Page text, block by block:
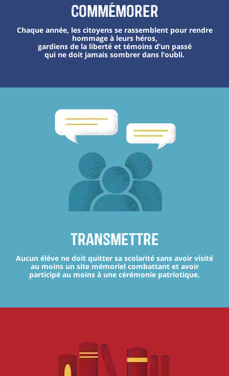
Commémorer
Chaque année, les citoyens se rassemblent pour rendre
hommage à leurs héros,
gardiens de la liberté et témoins d’un passé
qui ne doit jamais sombrer dans l’oubli.
transmettre
Aucun élève ne doit quitter sa scolarité sans avoir visité
au moins un site mémoriel combattant et avoir
participé au moins à une cérémonie patriotique.